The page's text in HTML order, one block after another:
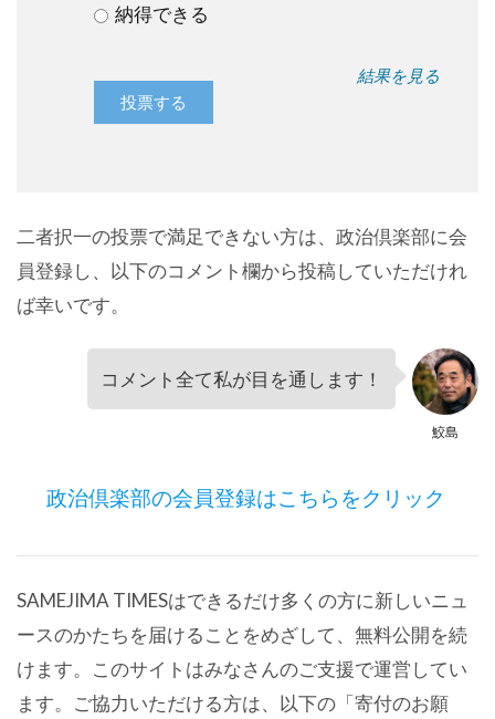
納得できる
結果を見る
二者択一の投票で満足できない方は、政治倶楽部に会
員登録し、以下のコメント欄から投稿していただけれ
ば幸いです。
鮫島
コメント全て私が目を通します！
政治倶楽部の会員登録はこちらをクリック
SAMEJIMA TIMESはできるだけ多くの方に新しいニュ
ースのかたちを届けることをめざして、無料公開を続
けます。このサイトはみなさんのご支援で運営してい
ます。ご協力いただける方は、以下の「寄付のお願